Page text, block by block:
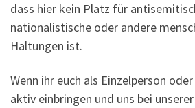
dass hier kein Platz für
nationalistische oder andere
Haltungen ist.
Wenn ihr euch als Einzelperson
aktiv einbringen und uns bei